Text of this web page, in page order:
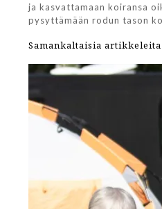
ja kasvattamaan koiransa
pysyttämään rodun tason
Samankaltaisia artikkeleita